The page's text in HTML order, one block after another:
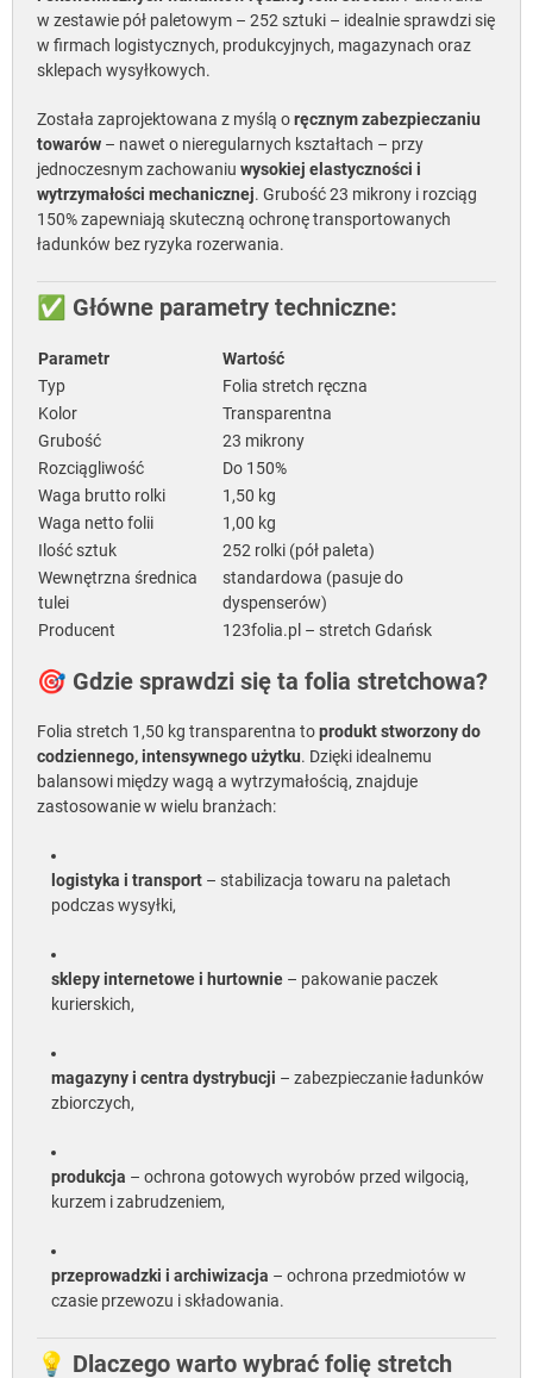
w zestawie pół paletowym – 252 sztuki – idealnie sprawdzi się
w firmach logistycznych, produkcyjnych, magazynach oraz
sklepach wysyłkowych.
Została zaprojektowana z myślą oręcznym zabezpieczaniu
towarów – nawet o nieregularnych kształtach – przy
jednoczesnym zachowaniu wysokiej elastyczności i
wytrzymałości mechanicznej. Grubość 23 mikrony i rozciąg
150% zapewniają skuteczną ochronę transportowanych
ładunków bez ryzyka rozerwania.
✅ Główne parametry techniczne:
Parametr
Wartość
Typ
Folia stretch ręczna
Kolor
Transparentna
Grubość
23 mikrony
Rozciągliwość
Do 150%
Waga brutto rolki
1,50 kg
Waga netto folii
1,00 kg
Ilość sztuk
252 rolki (pół paleta)
Wewnętrzna średnica
tulei
standardowa (pasuje do
dyspenserów)
Producent
123folia.pl – stretch Gdańsk
🎯 Gdzie sprawdzi się ta folia stretchowa?
Folia stretch 1,50 kg transparentna toprodukt stworzony do
codziennego, intensywnego użytku. Dzięki idealnemu
balansowi między wagą a wytrzymałością, znajduje
zastosowanie w wielu branżach:
logistyka i transport – stabilizacja towaru na paletach
podczas wysyłki,
sklepy internetowe i hurtownie – pakowanie paczek
kurierskich,
magazyny i centra dystrybucji – zabezpieczanie ładunków
zbiorczych,
produkcja – ochrona gotowych wyrobów przed wilgocią,
kurzem i zabrudzeniem,
przeprowadzki i archiwizacja – ochrona przedmiotów w
czasie przewozu i składowania.
💡 Dlaczego warto wybrać folię stretch